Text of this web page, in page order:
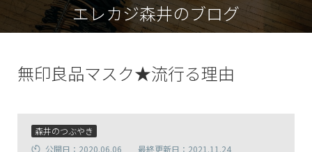
エレカジ森井のブログ
無印良品マスク★流行る理由
森井のつぶやき
公開日：2020.06.06
最終更新日：2021.11.24